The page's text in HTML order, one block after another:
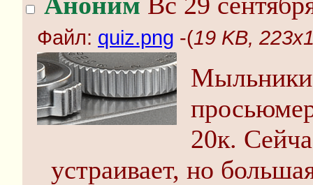
Файл: quiz.png -(19 KB,
20к.
устраивает, но